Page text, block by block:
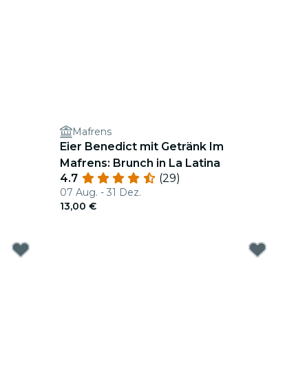
Mafrens
Eier Benedict mit Getränk Im
Mafrens: Brunch in La Latina
4.7
(29)
07 Aug. - 31 Dez.
13,00 €